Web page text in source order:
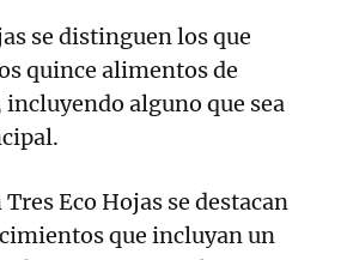
se distinguen los que
quince alimentos de
alguno que sea
Eco Hojas se destacan
que incluyan un